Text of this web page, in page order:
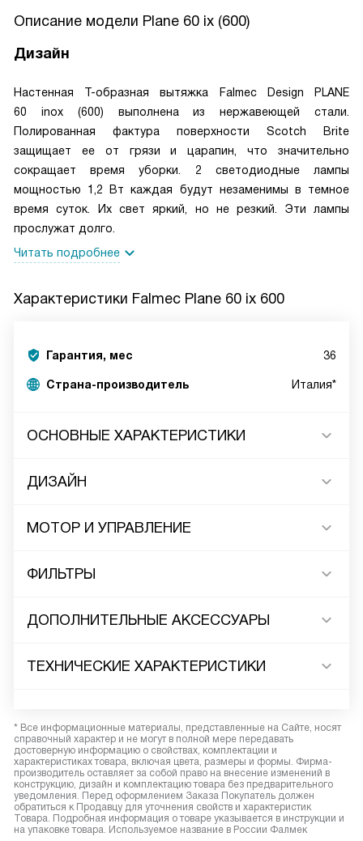
Описание модели Plane 60 ix (600)
Дизайн
Настенная Т-образная вытяжка Falmec Design PLANE
60 inox (600) выполнена из нержавеющей стали.
Полированная фактура поверхности Scotch Brite
защищает ее от грязи и царапин, что значительно
сокращает время уборки. 2 светодиодные лампы
мощностью 1,2 Вт каждая будут незаменимы в темное
время суток. Их свет яркий, но не резкий. Эти лампы
прослужат долго.
Читать подробнее
Характеристики Falmec Plane 60 ix 600
Гарантия, мес 36
Страна-производитель Италия*
ОСНОВНЫЕ ХАРАКТЕРИСТИКИ
ДИЗАЙН
МОТОР И УПРАВЛЕНИЕ
ФИЛЬТРЫ
ДОПОЛНИТЕЛЬНЫЕ АКСЕССУАРЫ
ТЕХНИЧЕСКИЕ ХАРАКТЕРИСТИКИ
* Все информационные материалы, представленные на Сайте, носят
справочный характер и не могут в полной мере передавать
достоверную информацию о свойствах, комплектации и
характеристиках товара, включая цвета, размеры и формы. Фирма-
производитель оставляет за собой право на внесение изменений в
конструкцию, дизайн и комплектацию товара без предварительного
уведомления. Перед оформлением Заказа Покупатель должен
обратиться к Продавцу для уточнения свойств и характеристик
Товара. Подробная информация о товаре указывается в инструкции и
на упаковке товара. Используемое название в России Фалмек